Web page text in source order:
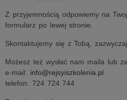
Z przyjemnością odpowiemy na
formularz po lewej stronie.
Skontaktujemy się z Tobą,
Możesz też wysłać nam maila lub
e-mail: info@rejsyiszkolenia.pl
telefon: 724 724 744